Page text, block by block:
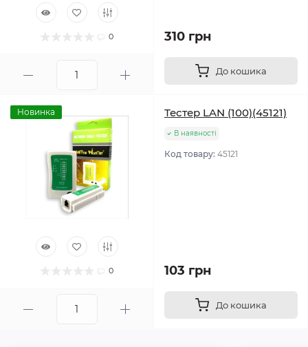
0 310 грн
До кошика
Новинка
0
Тестер LAN (100)(45121)
В наявності
Код товару: 45121
103 грн
До кошика